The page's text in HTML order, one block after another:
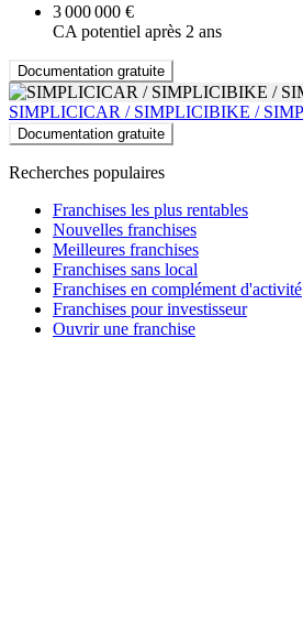
3 000 000 €
CA potentiel après 2 ans
Documentation gratuite
SIMPLICICAR / SIMPLICIBIKE /
Documentation gratuite
Recherches populaires
Franchises les plus rentables
Nouvelles franchises
Meilleures franchises
Franchises sans local
Franchises en complément d'activité
Franchises pour investisseur
Ouvrir une franchise